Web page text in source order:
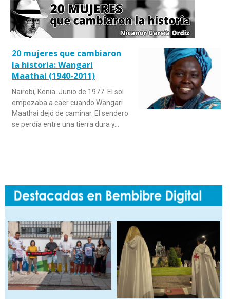
20 mujeres que cambiaron
la historia: Wangari
Maathai (1940-2011)
Nairobi, Kenia. Junio de 1977. El sol
empezaba a caer cuando Wangari
Maathai dejó de caminar. El sendero
se perdía entre una tierra dura y…